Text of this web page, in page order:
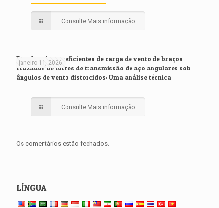
Consulte Mais informação
janeiro 11, 2026
Estudo sobre coeficientes de carga de vento de braços
cruzados de torres de transmissão de aço angulares sob
ângulos de vento distorcidos: Uma análise técnica
Consulte Mais informação
Os comentários estão fechados.
LÍNGUA